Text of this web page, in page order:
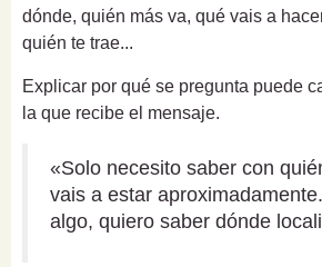
dónde, quién más va, qué vais a
quién te trae...
Explicar por qué se pregunta puede
la que recibe el mensaje.
«Solo necesito saber con
vais a estar
algo, quiero saber dónde